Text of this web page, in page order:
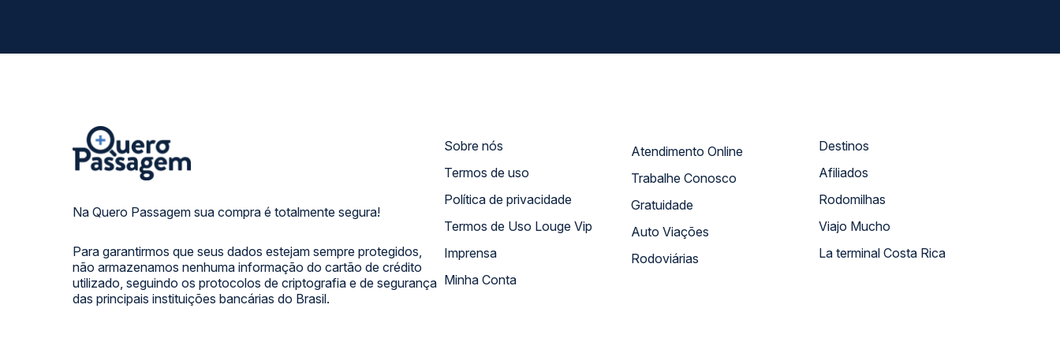
Na Quero Passagem sua compra é totalmente segura!
Para garantirmos que seus dados estejam sempre protegidos,
não armazenamos nenhuma informação do cartão de crédito
utilizado, seguindo os protocolos de criptografia e de segurança
das principais instituições bancárias do Brasil.
Sobre nós
Termos de uso
Política de privacidade
Termos de Uso Louge Vip
Imprensa
Minha Conta
Atendimento Online
Trabalhe Conosco
Gratuidade
Auto Viações
Rodoviárias
Destinos
Afiliados
Rodomilhas
Viajo Mucho
La terminal Costa Rica